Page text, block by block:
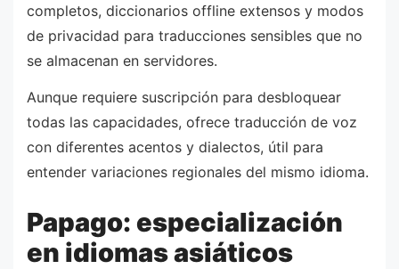
completos, diccionarios offline extensos y modos
de privacidad para traducciones sensibles que no
se almacenan en servidores.
Aunque requiere suscripción para desbloquear
todas las capacidades, ofrece traducción de voz
con diferentes acentos y dialectos, útil para
entender variaciones regionales del mismo idioma.
Papago: especialización
en idiomas asiáticos